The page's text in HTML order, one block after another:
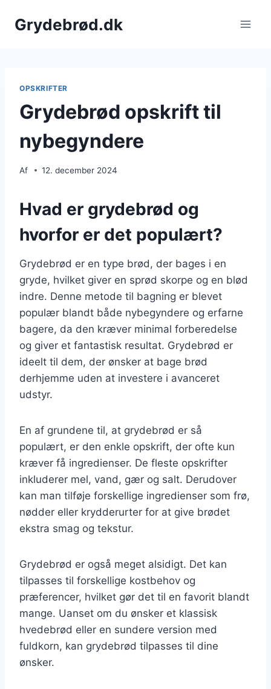
Grydebrød.dk
OPSKRIFTER
Grydebrød opskrift til
nybegyndere
Af 12. december 2024
Hvad er grydebrød og
hvorfor er det populært?
Grydebrød er en type brød, der bages i en
gryde, hvilket giver en sprød skorpe og en blød
indre. Denne metode til bagning er blevet
populær blandt både nybegyndere og erfarne
bagere, da den kræver minimal forberedelse
og giver et fantastisk resultat. Grydebrød er
ideelt til dem, der ønsker at bage brød
derhjemme uden at investere i avanceret
udstyr.
En af grundene til, at grydebrød er så
populært, er den enkle opskrift, der ofte kun
kræver få ingredienser. De fleste opskrifter
inkluderer mel, vand, gær og salt. Derudover
kan man tilføje forskellige ingredienser som frø,
nødder eller krydderurter for at give brødet
ekstra smag og tekstur.
Grydebrød er også meget alsidigt. Det kan
tilpasses til forskellige kostbehov og
præferencer, hvilket gør det til en favorit blandt
mange. Uanset om du ønsker et klassisk
hvedebrød eller en sundere version med
fuldkorn, kan grydebrød tilpasses til dine
ønsker.